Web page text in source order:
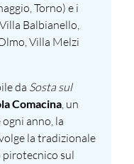
Torno) e i
Balbianello,
Villa Melzi
da Sosta sul
Comacina, un
anno, la
la tradizionale
pirotecnico sul